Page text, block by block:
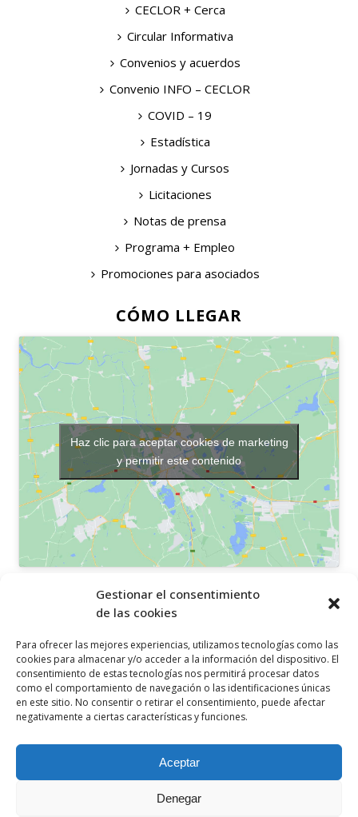
Gestionar el consentimiento
de las cookies
Para ofrecer las mejores experiencias, utilizamos tecnologías como las
cookies para almacenar y/o acceder a la información del dispositivo. El
consentimiento de estas tecnologías nos permitirá procesar datos
como el comportamiento de navegación o las identificaciones únicas
en este sitio. No consentir o retirar el consentimiento, puede afectar
negativamente a ciertas características y funciones.
Aceptar
Denegar
CECLOR + Cerca
Circular Informativa
Convenios y acuerdos
Convenio INFO – CECLOR
COVID – 19
Estadística
Jornadas y Cursos
Licitaciones
Notas de prensa
Programa + Empleo
Promociones para asociados
CÓMO LLEGAR
Haz clic para aceptar cookies de marketing
y permitir este contenido
OTROS ENLACES
Política de cookies
Aviso legal
Canal ético
SÍGUENOS EN